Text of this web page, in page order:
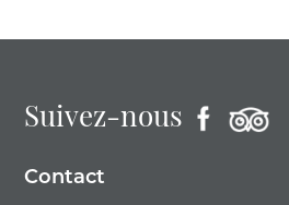
Suivez-nous
Contact